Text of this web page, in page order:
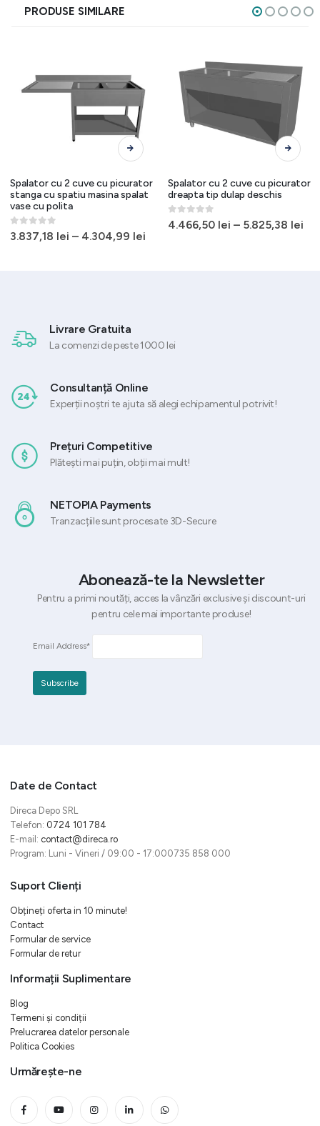
PRODUSE SIMILARE
Acest produs are mai multe variații. Opțiunile pot fi alese în pagina produsului.
Spalator cu 2 cuve cu picurator
stanga cu spatiu masina spalat
vase cu polita
0out of 5
3.837,18 lei – 4.304,99 lei
Acest produs are mai multe variații. Opțiunile pot fi alese în pagina produsului.
Spalator cu 2 cuve cu picurator
dreapta tip dulap deschis
0out of 5
4.466,50 lei – 5.825,38 lei
Livrare Gratuita
La comenzi de peste 1000 lei
Consultanță Online
Experții noștri te ajuta să alegi echipamentul potrivit!
Prețuri Competitive
Plătești mai puțin, obții mai mult!
NETOPIA Payments
Tranzacțiile sunt procesate 3D-Secure
Abonează-te la Newsletter
Pentru a primi noutăți, acces la vânzări exclusive și discount-uri
pentru cele mai importante produse!
Email Address*
Date de Contact
Direca Depo SRL
Telefon: 0724 101 784
E-mail: contact@direca.ro
Program: Luni - Vineri / 09:00 - 17:000735 858 000
Suport Clienți
Obțineți oferta in 10 minute!
Contact
Formular de service
Formular de retur
Informații Suplimentare
Blog
Termeni și condiții
Prelucrarea datelor personale
Politica Cookies
Urmărește-ne